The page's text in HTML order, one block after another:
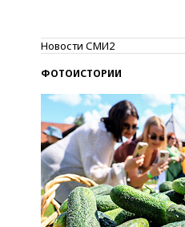
Новости СМИ2
ФОТОИСТОРИИ